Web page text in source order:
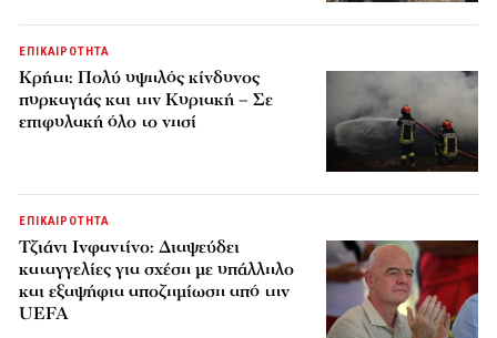
ΕΠΙΚΑΙΡΟΤΗΤΑ
Κρήτη: Πολύ υψηλός κίνδυνος
πυρκαγιάς και την Κυριακή – Σε
επιφυλακή όλο το νησί
ΕΠΙΚΑΙΡΟΤΗΤΑ
Τζιάνι Ινφαντίνο: Διαψεύδει
καταγγελίες για σχέση με υπάλληλο
και εξαψήφια αποζημίωση από την
UEFA